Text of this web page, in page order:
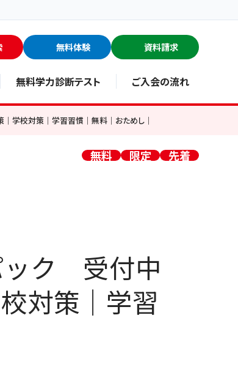
無料体験 資料請求
無料学力診断テスト ご入会の流れ
校対策｜学習習慣｜無料｜おためし｜
ク 受付中
対策｜学習
無料 限定 先着